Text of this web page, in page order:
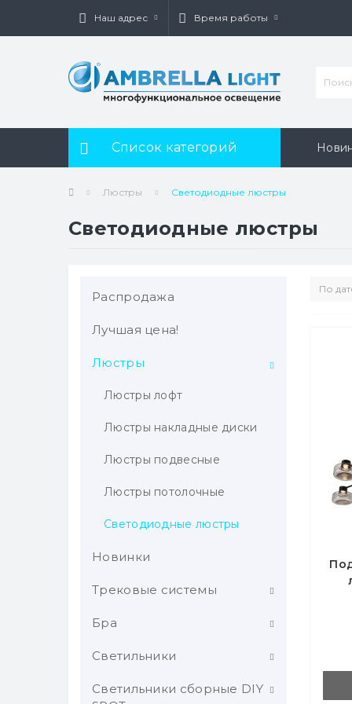
Наш адрес Время работы
Список категорий
Люстры Светодиодные люстры
Светодиодные люстры
Распродажа
Лучшая цена!
Люстры
Люстры лофт
Люстры накладные диски
Люстры подвесные
Люстры потолочные
Светодиодные люстры
Новинки
Трековые системы
Трековые светильники
Шинопровод
Магнитная трековая
Бра
Классические бра
Светодиодные бра
Светильники
Карданные светильники
Светильники сборные DIY